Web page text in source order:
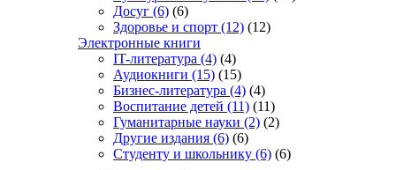
Досуг (6) (6)
Здоровье и спорт (12) (12)
Электронные книги
IT-литература (4) (4)
Аудиокниги (15) (15)
Бизнес-литература (4) (4)
Воспитание детей (11) (11)
Гуманитарные науки (2) (2)
Другие издания (6) (6)
Студенту и школьнику (6) (6)